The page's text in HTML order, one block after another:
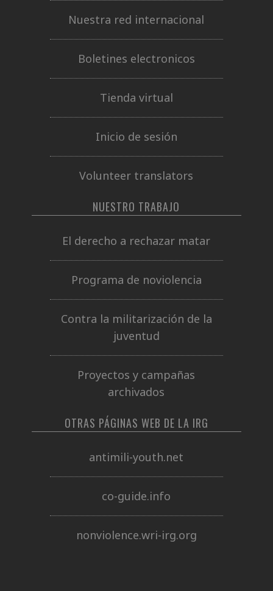
Nuestra red internacional
Boletines electronicos
Tienda virtual
Inicio de sesión
Volunteer translators
NUESTRO TRABAJO
El derecho a rechazar matar
Programa de noviolencia
Contra la militarización de la
juventud
Proyectos y campañas
archivados
OTRAS PÁGINAS WEB DE LA IRG
antimili-youth.net
co-guide.info
nonviolence.wri-irg.org